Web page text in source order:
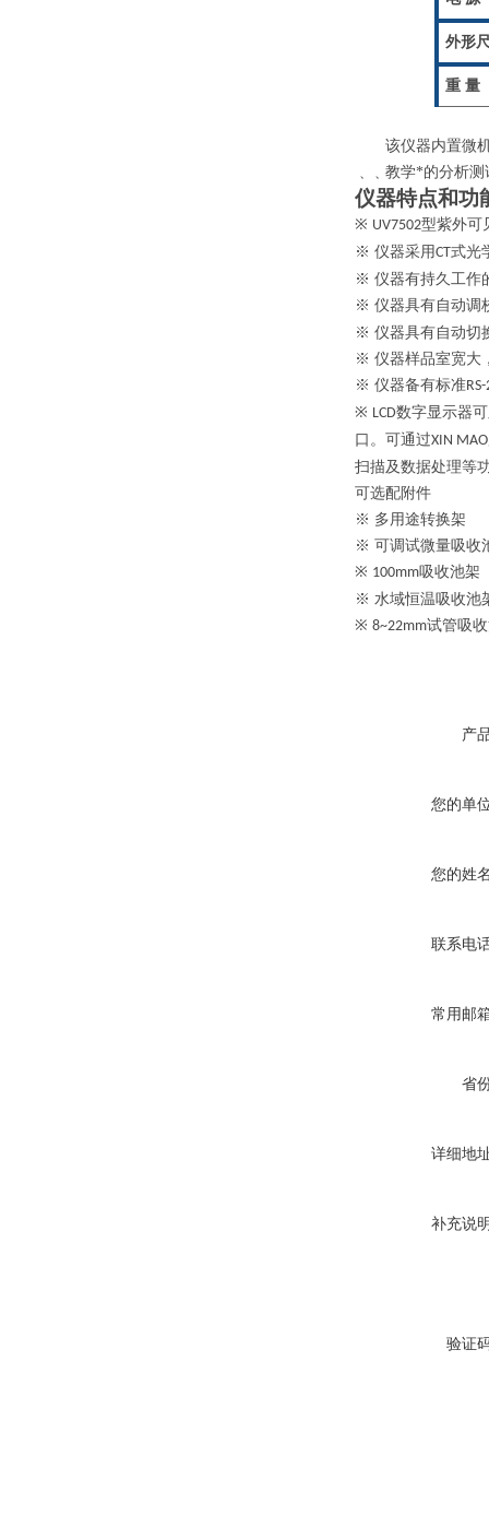
外形
重 量
该仪器内置微
﹑﹑教学*的分析
仪器特点和功
※ UV7502型紫外可
※ 仪器采用CT式光
※ 仪器有持久工作
※ 仪器具有自动调
※ 仪器具有自动切
※ 仪器样品室宽大
※ 仪器备有标准
※ LCD数字显示器
口。可通过XIN MAO
扫描及数据处理等
可选配附件
※ 多用途转换架
※ 可调试微量吸收
※ 100mm吸收池架
※ 水域恒温吸收池
※ 8~22mm试管吸
产
您的单
您的姓
联系电
常用邮
省
详细地
补充说
验证